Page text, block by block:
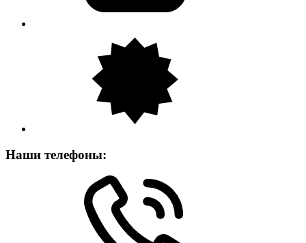
Наши телефоны: